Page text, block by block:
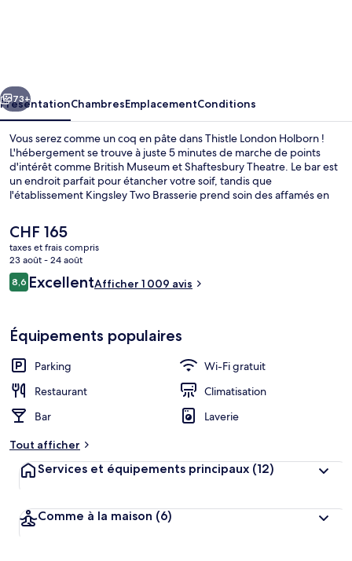
Suivant
73+
PrésentationChambresEmplacementConditions
Vous serez comme un coq en pâte dans Thistle London Holborn !
L'hébergement se trouve à juste 5 minutes de marche de points
d'intérêt comme British Museum et Shaftesbury Theatre. Le bar est
un endroit parfait pour étancher votre soif, tandis que
l'établissement Kingsley Two Brasserie prend soin des affamés en
le déjeuner et le dîner. Cet hôtel de style édouardien se trouve
également à moins de 10 minutes à pied de Great Ormond Street
Hospital for Children et de Oxford Street. Les autres voyageurs
adorent le personnel attentionné et l'emplacement. Les transports
publics se situent à une courte distance à pied : Station de métro
Holborn est à 4 min et Station de métro Tottenham Court Road, à 5
Le
prix
actuel
est
de
CHF 165
taxes et frais compris
23 août - 24 août
Avis
voyageurs
8,68,6 sur 10
ExcellentAfficher 1 009 avis
Équipements populaires
Parking
Wi-Fi gratuit
Restaurant
Climatisation
Bar
Laverie
Tout afficher
Services et équipements principaux (12)
Comme à la maison (6)